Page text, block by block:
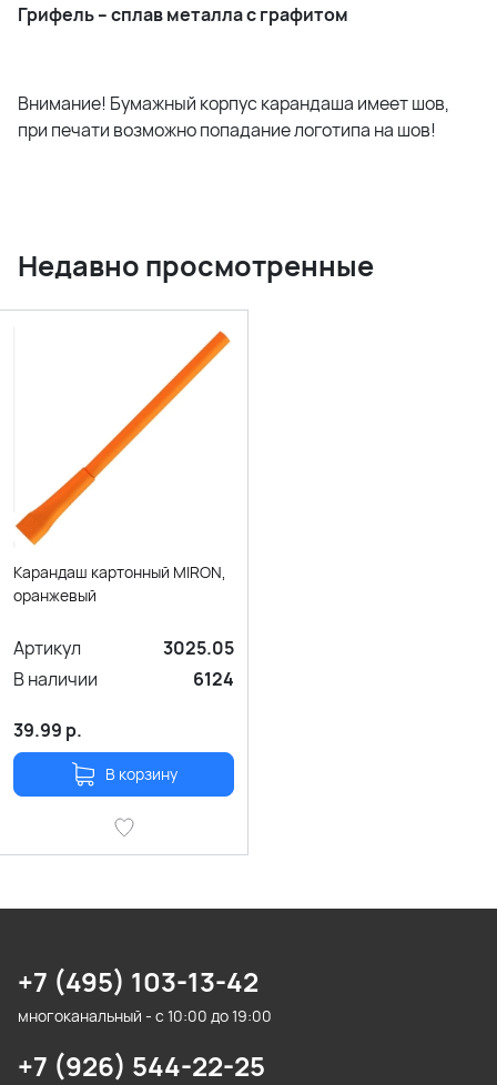
Грифель – сплав металла с графитом
Внимание! Бумажный корпус карандаша имеет шов,
при печати возможно попадание логотипа на шов!
Недавно просмотренные
Карандаш картонный MIRON,
оранжевый
Артикул
3025.05
В наличии
6124
39.99 р.
В корзину
+7 (495) 103-13-42
многоканальный - с 10:00 до 19:00
+7 (926) 544-22-25